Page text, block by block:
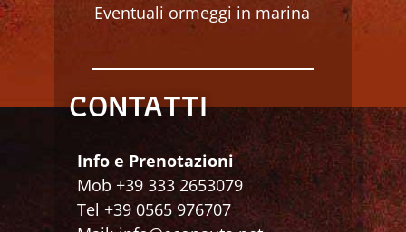
Eventuali ormeggi in marina
CONTATTI
Info e Prenotazioni
Mob +39 333 2653079
Tel +39 0565 976707